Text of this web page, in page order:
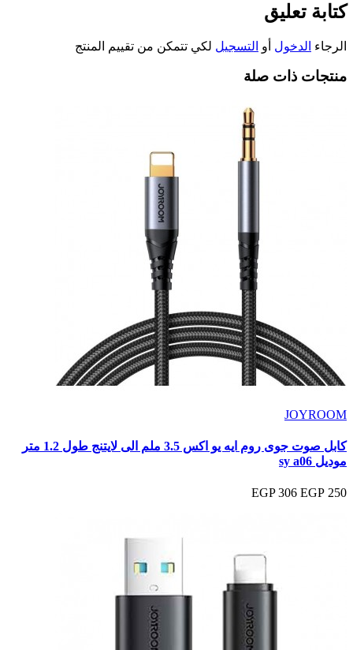
كتابة تعليق
الرجاء الدخول أو التسجيل لكي تتمكن من تقييم المنتج
منتجات ذات صلة
JOYROOM
كابل صوت جوى روم ايه يو اكس 3.5 ملم الى لايتنج طول 1.2 متر
موديل sy a06
250 EGP
306 EGP